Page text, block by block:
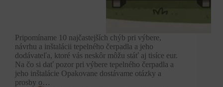
Pripomíname 10 najčastejších chýb pri výbere,
návrhu a inštalácii tepelného čerpadla a jeho
dodávateľa, ktoré vás neskôr môžu stáť aj tisíce eur.
Na čo si dať pozor pri výbere tepelného čerpadla a
jeho inštalácie Opakovane dostávame otázky a
prosby o…